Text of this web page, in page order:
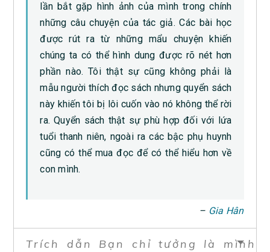
lần bắt gặp hình ảnh của mình trong chính
những câu chuyện của tác giả. Các bài học
được rút ra từ những mẩu chuyện khiến
chúng ta có thể hình dung được rõ nét hơn
phần nào. Tôi thật sự cũng không phải là
mẫu người thích đọc sách nhưng quyển sách
này khiến tôi bị lôi cuốn vào nó không thể rời
ra. Quyển sách thật sự phù hợp đối với lứa
tuổi thanh niên, ngoài ra các bậc phụ huynh
cũng có thể mua đọc để có thể hiểu hơn về
con mình.
– Gia Hân
Trích dẫn Bạn chỉ tưởng là mình